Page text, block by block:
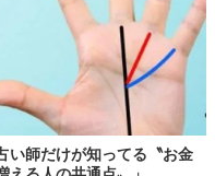
い師だけが知ってる〝お金